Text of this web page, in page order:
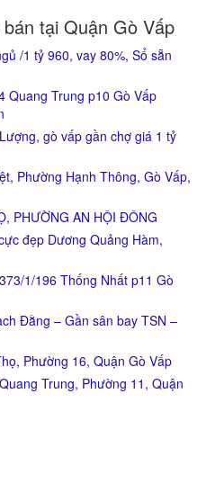
tại Quận Gò Vấp
/1 tỷ 960, vay 80%, Sổ sẵn
Quang Trung p10 Gò Vấp
gò vấp gần chợ giá 1 tỷ
Phường Hạnh Thông, Gò Vấp,
PHƯỜNG AN HỘI ĐÔNG
đẹp Dương Quảng Hàm,
1/196 Thống Nhất p11 Gò
Đằng – Gần sân bay TSN –
Phường 16, Quận Gò Vấp
Trung, Phường 11, Quận